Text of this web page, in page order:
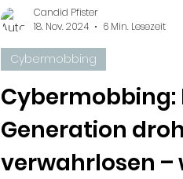
Cybermobbing:
Generation
verwahrlosen –
Cybermobbing
Candid Pfister
18. Nov. 2024
6 Min. Lesezeit